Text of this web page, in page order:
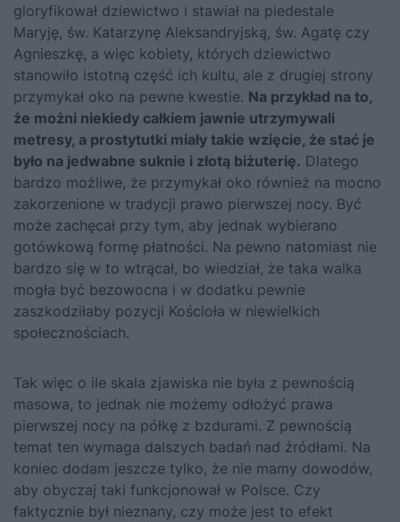
gloryfikował dziewictwo i stawiał na piedestale
Maryję, św. Katarzynę Aleksandryjską, św. Agatę czy
Agnieszkę, a więc kobiety, których dziewictwo
stanowiło istotną część ich kultu, ale z drugiej strony
przymykał oko na pewne kwestie. Na przykład na to,
że możni niekiedy całkiem jawnie utrzymywali
metresy, a prostytutki miały takie wzięcie, że stać je
było na jedwabne suknie i złotą biżuterię. Dlatego
bardzo możliwe, że przymykał oko również na mocno
zakorzenione w tradycji prawo pierwszej nocy. Być
może zachęcał przy tym, aby jednak wybierano
gotówkową formę płatności. Na pewno natomiast nie
bardzo się w to wtrącał, bo wiedział, że taka walka
mogła być bezowocna i w dodatku pewnie
zaszkodziłaby pozycji Kościoła w niewielkich
społecznościach.
Tak więc o ile skala zjawiska nie była z pewnością
masowa, to jednak nie możemy odłożyć prawa
pierwszej nocy na półkę z bzdurami. Z pewnością
temat ten wymaga dalszych badań nad źródłami. Na
koniec dodam jeszcze tylko, że nie mamy dowodów,
aby obyczaj taki funkcjonował w Polsce. Czy
faktycznie był nieznany, czy może jest to efekt